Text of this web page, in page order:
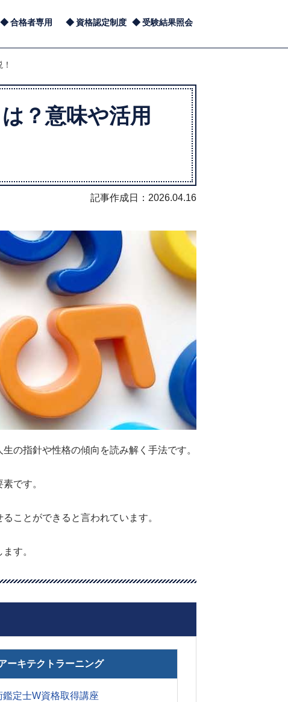
合格者専用 資格認定制度 受験結果照会
？意味や活用
記事作成日：2026.04.16
の指針や性格の傾向を読み解く手法です。
です。
ことができると言われています。
す。
ーキテクトラーニング
鑑定士W資格取得講座